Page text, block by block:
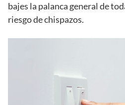
bajes la palanca general de
riesgo de chispazos.